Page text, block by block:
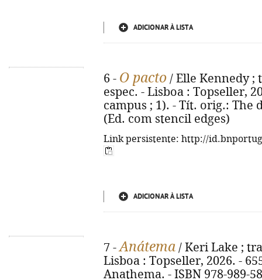
ADICIONAR À LISTA
6 - O pacto / Elle Kennedy ;
espec. - Lisboa : Topseller,
campus ; 1). - Tít. orig.: The
(Ed. com stencil edges)
Link persistente: http://
ADICIONAR À LISTA
7 -Anátema / Keri Lake ;
Lisboa : Topseller, 2026. -
Anathema. - ISBN 978-989-